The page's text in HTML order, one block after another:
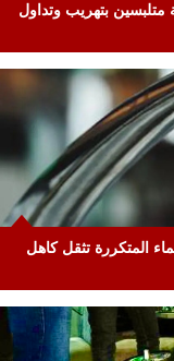
متلبسين بتهريب وتداول
المتكررة تثقل كاهل